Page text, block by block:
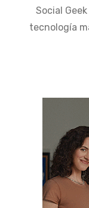
Social
tecnología